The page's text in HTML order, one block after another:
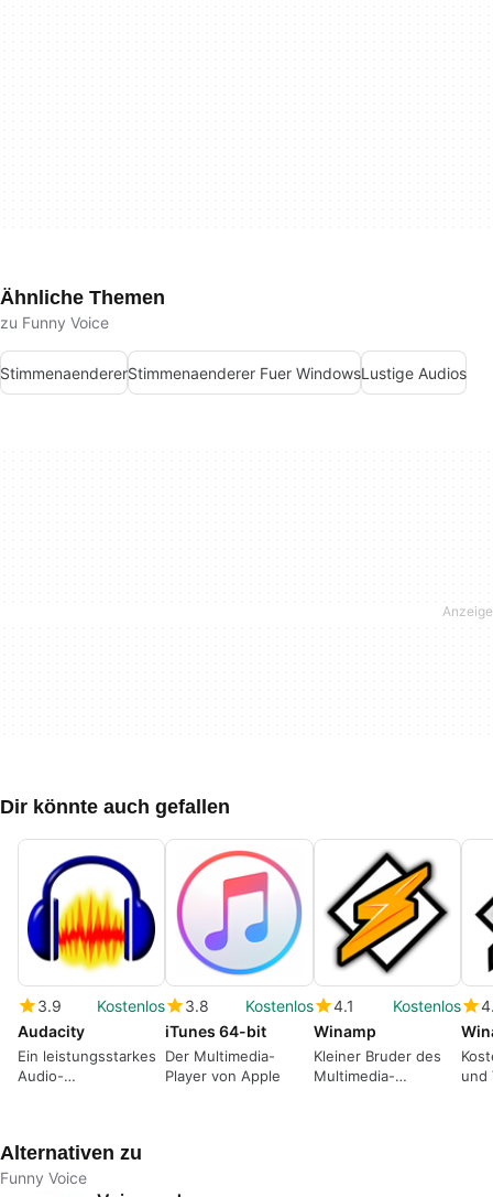
Ähnliche Themen
zu Funny Voice
StimmenaendererStimmenaenderer Fuer WindowsLustige Audios
Dir könnte auch gefallen
3.9
Kostenlos
Audacity
Ein leistungsstarkes
Audio-
3.8
Kostenlos
iTunes 64-bit
Der Multimedia-
Player von Apple
4.1
Kostenlos
Winamp
Kleiner Bruder des
Multimedia-
und
Alternativen zu
Funny Voice